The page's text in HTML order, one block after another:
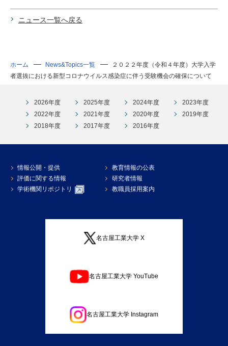
ニュース一覧へ戻る
ホーム News&Topics一覧
２０２２年度（令和４年度）大学入学
者選抜における新型コロナウイルス感染症に伴う受験機会の確保について
2026年度 2025年度 2024年度
2023年度
2022年度
2021年度 2020年度
2019年度
2018年度
2017年度 2016年度
情報公開・提供
教育情報の公表
評価に関する情報
研究者情報
学術機関リポジトリ
教職員採用案内
名古屋工業大学 X
名古屋工業大学 YouTube
名古屋工業大学 Instagram